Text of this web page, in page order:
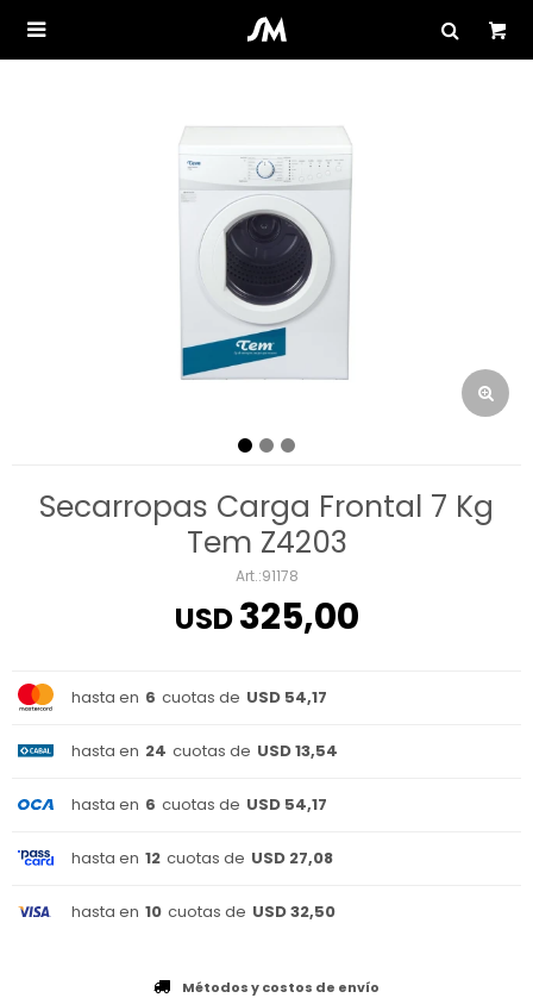

Secarropas Carga Frontal 7 Kg
Tem Z4203
91178
USD325,00
hasta en 6 cuotas de USD 54,17
hasta en 24 cuotas de USD 13,54
hasta en 6 cuotas de USD 54,17
hasta en 12 cuotas de USD 27,08
hasta en 10 cuotas de USD 32,50
Métodos y costos de envío